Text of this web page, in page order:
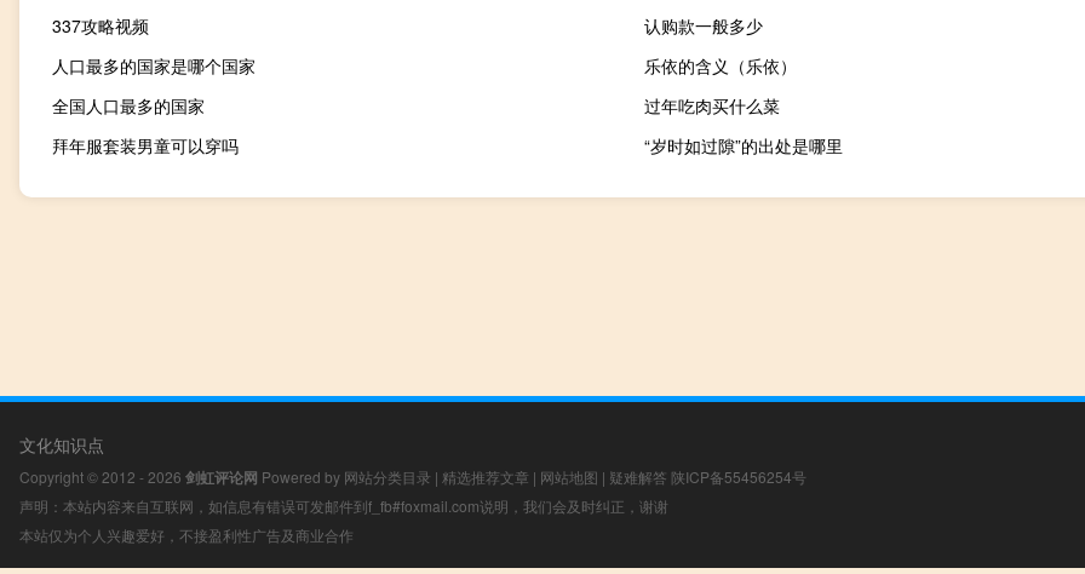
337攻略视频
认购款一般多少
人口最多的国家是哪个国家
乐依的含义（乐依）
全国人口最多的国家
过年吃肉买什么菜
拜年服套装男童可以穿吗
“岁时如过隙”的出处是哪里
文化知识点
Copyright © 2012 - 2026 剑虹评论网 Powered by 网站分类目录 | 精选推荐文章 | 网站地图 | 疑难解答 陕ICP备55456254号
声明：本站内容来自互联网，如信息有错误可发邮件到f_fb#foxmail.com说明，我们会及时纠正，谢谢
本站仅为个人兴趣爱好，不接盈利性广告及商业合作